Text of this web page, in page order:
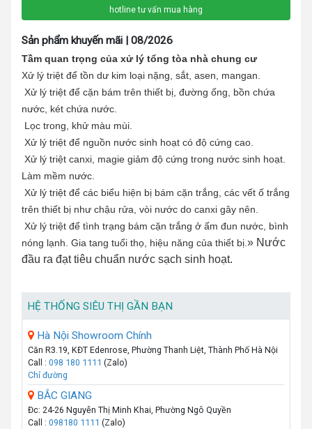
hotline tư vấn mua hàng
Sản phẩm khuyến mãi | 08/2026
Tầm quan trọng của xử lý tổng tòa nhà chung cư
Xử lý triệt để tồn dư kim loại nặng, sắt, asen, mangan.
Xử lý triệt để cặn bám trên thiết bị, đường ống, bồn chứa
nước, két chứa nước.
Lọc trong, khử màu mùi.
Xử lý triệt để nguồn nước sinh hoạt có độ cứng cao.
Xử lý triệt canxi, magie giảm độ cứng trong nước sinh hoạt.
Làm mềm nước.
Xử lý triệt để các biểu hiện bị bám cặn trắng, các vết ố trắng
trên thiết bị như chậu rửa, vòi nước do canxi gây nên.
Xử lý triệt để tình trạng bám cặn trắng ở ấm đun nước, bình
nóng lạnh. Gia tang tuổi thọ, hiệu năng của thiết bị. » Nước
đầu ra đạt tiêu chuẩn nước sạch sinh hoạt.
HỆ THỐNG SIÊU THỊ GẦN BẠN
Hà Nội Showroom Chính
Căn R3.19, KĐT Edenrose, Phường Thanh Liệt, Thành Phố Hà Nội
Call : 098 180 1111 (Zalo)
Chỉ đường
BẮC GIANG
Đc: 24-26 Nguyễn Thị Minh Khai, Phường Ngô Quyền
Call : 098180 1111 (Zalo)